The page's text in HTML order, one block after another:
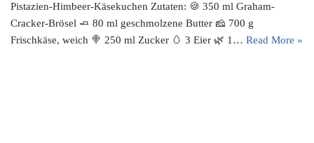
Pistazien-Himbeer-Käsekuchen Zutaten: 🍪 350 ml Graham-
Cracker-Brösel 🧈 80 ml geschmolzene Butter 🧀 700 g
Frischkäse, weich 🍭 250 ml Zucker 🥚 3 Eier 🌿 1… Read More »